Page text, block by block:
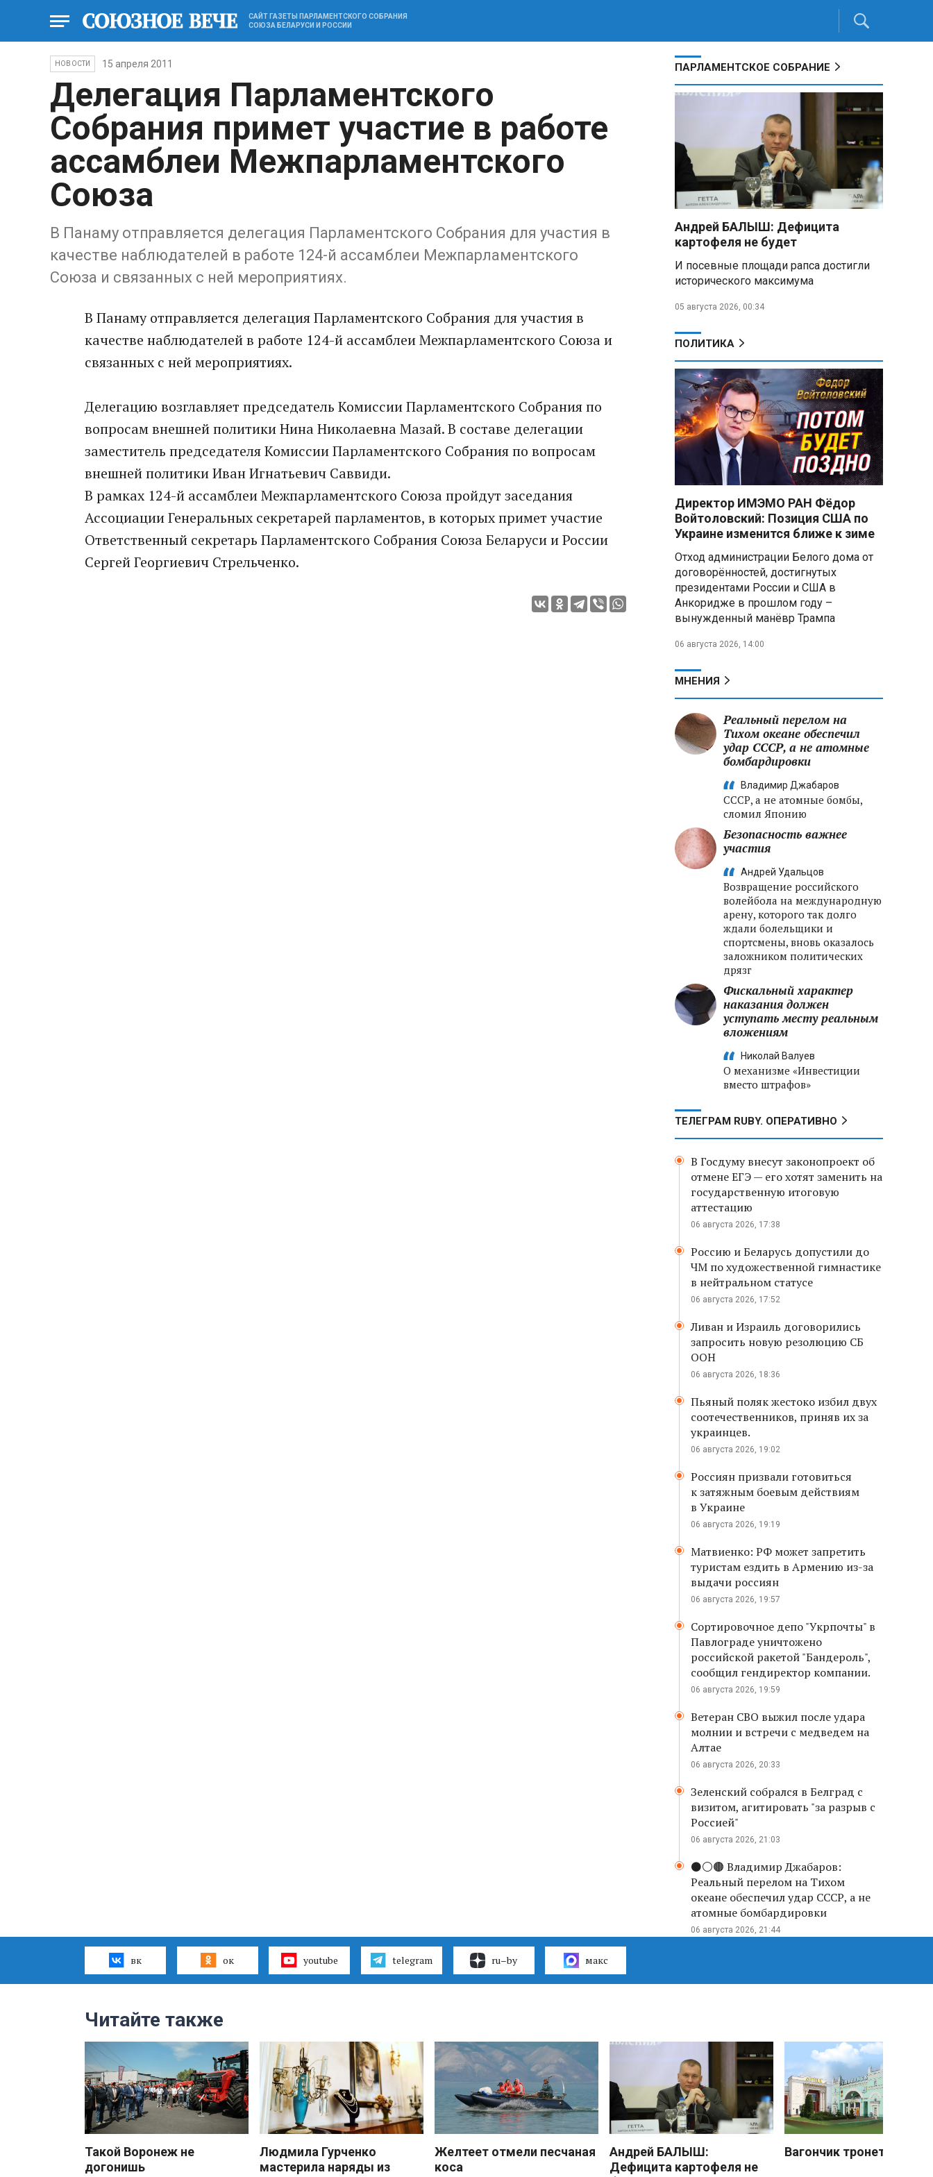
САЙТ ГАЗЕТЫ ПАРЛАМЕНТСКОГО СОБРАНИЯ
СОЮЗА БЕЛАРУСИ И РОССИИ
НОВОСТИ 15 апреля 2011
Делегация Парламентского
Собрания примет участие в работе
ассамблеи Межпарламентского
Союза
В Панаму отправляется делегация Парламентского Собрания для участия в
качестве наблюдателей в работе 124-й ассамблеи Межпарламентского
Союза и связанных с ней мероприятиях.
В Панаму отправляется делегация Парламентского Собрания для участия в
качестве наблюдателей в работе 124-й ассамблеи Межпарламентского Союза и
связанных с ней мероприятиях.
Делегацию возглавляет председатель Комиссии Парламентского Собрания по
вопросам внешней политики Нина Николаевна Мазай. В составе делегации
заместитель председателя Комиссии Парламентского Собрания по вопросам
внешней политики Иван Игнатьевич Саввиди.
В рамках 124-й ассамблеи Межпарламентского Союза пройдут заседания
Ассоциации Генеральных секретарей парламентов, в которых примет участие
Ответственный секретарь Парламентского Собрания Союза Беларуси и России
Сергей Георгиевич Стрельченко.
ПАРЛАМЕНТСКОЕ СОБРАНИЕ
Андрей БАЛЫШ: Дефицита
картофеля не будет
И посевные площади рапса достигли
исторического максимума
05 августа 2026, 00:34
ПОЛИТИКА
Директор ИМЭМО РАН Фёдор
Войтоловский: Позиция США по
Украине изменится ближе к зиме
Отход администрации Белого дома от
договорённостей, достигнутых
президентами России и США в
Анкоридже в прошлом году –
вынужденный манёвр Трампа
06 августа 2026, 14:00
МНЕНИЯ
Реальный перелом на
Тихом океане обеспечил
удар СССР, а не атомные
бомбардировки
Владимир Джабаров
СССР, а не атомные бомбы,
сломил Японию
Безопасность важнее
участия
Андрей Удальцов
Возвращение российского
волейбола на международную
арену, которого так долго
ждали болельщики и
спортсмены, вновь оказалось
заложником политических
дрязг
Фискальный характер
наказания должен
уступать месту реальным
вложениям
Николай Валуев
О механизме «Инвестиции
вместо штрафов»
ТЕЛЕГРАМ RUBY. ОПЕРАТИВНО
В Госдуму внесут законопроект об
отмене ЕГЭ — его хотят заменить на
государственную итоговую
аттестацию
06 августа 2026, 17:38
Россию и Беларусь допустили до
ЧМ по художественной гимнастике
в нейтральном статусе
06 августа 2026, 17:52
Ливан и Израиль договорились
запросить новую резолюцию СБ
ООН
06 августа 2026, 18:36
Пьяный поляк жестоко избил двух
соотечественников, приняв их за
украинцев.
06 августа 2026, 19:02
Россиян призвали готовиться
к затяжным боевым действиям
в Украине
06 августа 2026, 19:19
Матвиенко: РФ может запретить
туристам ездить в Армению из-за
выдачи россиян
06 августа 2026, 19:57
Сортировочное депо "Укрпочты" в
Павлограде уничтожено
российской ракетой "Бандероль",
сообщил гендиректор компании.
06 августа 2026, 19:59
Ветеран СВО выжил после удара
молнии и встречи с медведем на
Алтае
06 августа 2026, 20:33
Зеленский собрался в Белград с
визитом, агитировать "за разрыв с
Россией"
06 августа 2026, 21:03
⚫️⚪️🟤 Владимир Джабаров:
Реальный перелом на Тихом
океане обеспечил удар СССР, а не
атомные бомбардировки
06 августа 2026, 21:44
вк ок youtube telegram ru–by макс
Читайте также
Такой Воронеж не
догонишь
Людмила Гурченко
мастерила наряды из
Желтеет отмели песчаная
коса
Андрей БАЛЫШ:
Дефицита картофеля не
Вагончик тронется